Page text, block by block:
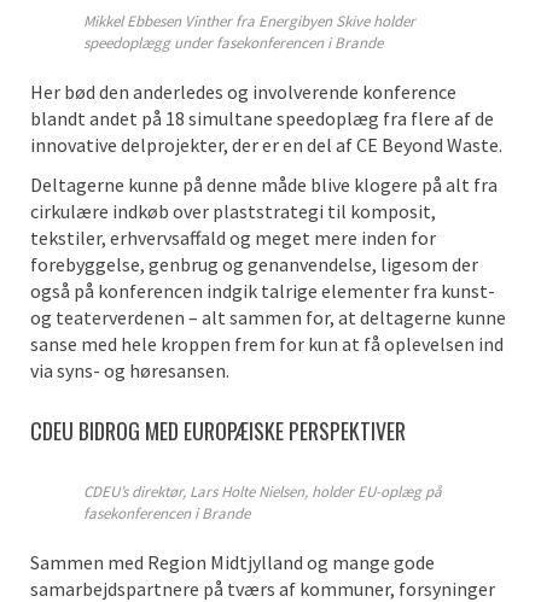
Mikkel Ebbesen Vinther fra Energibyen Skive holder
speedoplægg under fasekonferencen i Brande
Her bød den anderledes og involverende konference
blandt andet på 18 simultane speedoplæg fra flere af de
innovative delprojekter, der er en del af CE Beyond Waste.
Deltagerne kunne på denne måde blive klogere på alt fra
cirkulære indkøb over plaststrategi til komposit,
tekstiler, erhvervsaffald og meget mere inden for
forebyggelse, genbrug og genanvendelse, ligesom der
også på konferencen indgik talrige elementer fra kunst-
og teaterverdenen – alt sammen for, at deltagerne kunne
sanse med hele kroppen frem for kun at få oplevelsen ind
via syns- og høresansen.
CDEU BIDROG MED EUROPÆISKE PERSPEKTIVER
CDEU’s direktør, Lars Holte Nielsen, holder EU-oplæg på
fasekonferencen i Brande
Sammen med Region Midtjylland og mange gode
samarbejdspartnere på tværs af kommuner, forsyninger